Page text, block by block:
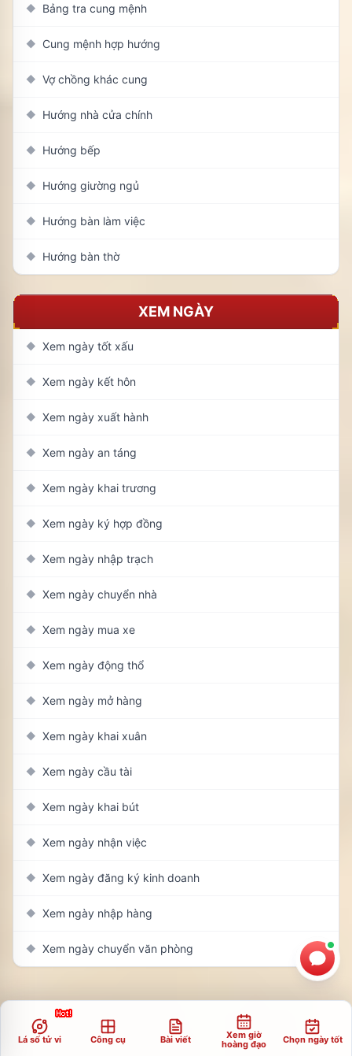
◆ Bảng tra cung mệnh
◆ Cung mệnh hợp hướng
◆ Vợ chồng khác cung
◆ Hướng nhà cửa chính
◆ Hướng bếp
◆ Hướng giường ngủ
◆ Hướng bàn làm việc
◆ Hướng bàn thờ
XEM NGÀY
◆ Xem ngày tốt xấu
◆ Xem ngày kết hôn
◆ Xem ngày xuất hành
◆ Xem ngày an táng
◆ Xem ngày khai trương
◆ Xem ngày ký hợp đồng
◆ Xem ngày nhập trạch
◆ Xem ngày chuyển nhà
◆ Xem ngày mua xe
◆ Xem ngày động thổ
◆ Xem ngày mở hàng
◆ Xem ngày khai xuân
◆ Xem ngày cầu tài
◆ Xem ngày khai bút
◆ Xem ngày nhận việc
◆ Xem ngày đăng ký kinh doanh
◆ Xem ngày nhập hàng
◆ Xem ngày chuyển văn phòng
Lá số tử vi Công cụ Bài viết
Xem giờ
hoàng đạo
Chọn ngày tốt